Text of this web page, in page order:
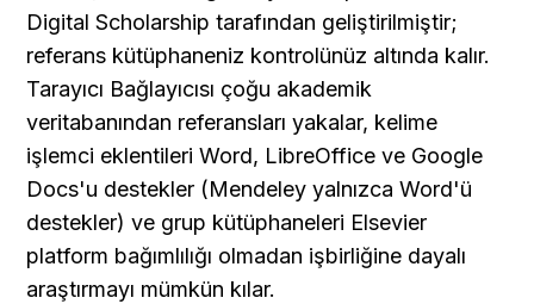
Digital Scholarship tarafından geliştirilmiştir;
referans kütüphaneniz kontrolünüz altında kalır.
Tarayıcı Bağlayıcısı çoğu akademik
veritabanından referansları yakalar, kelime
işlemci eklentileri Word, LibreOffice ve Google
Docs'u destekler (Mendeley yalnızca Word'ü
destekler) ve grup kütüphaneleri Elsevier
platform bağımlılığı olmadan işbirliğine dayalı
araştırmayı mümkün kılar.